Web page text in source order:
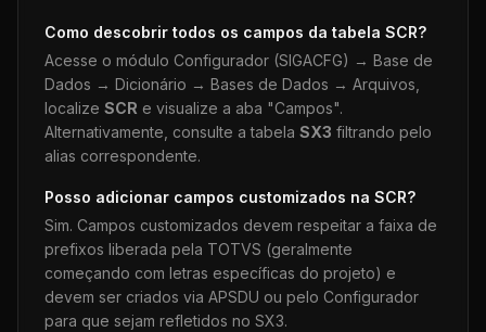
Como descobrir todos os campos da tabela SCR?
Acesse o módulo Configurador (SIGACFG) → Base de
Dados → Dicionário → Bases de Dados → Arquivos,
localize SCR e visualize a aba "Campos".
Alternativamente, consulte a tabela SX3 filtrando pelo
alias correspondente.
Posso adicionar campos customizados na SCR?
Sim. Campos customizados devem respeitar a faixa de
prefixos liberada pela TOTVS (geralmente
começando com letras específicas do projeto) e
devem ser criados via APSDU ou pelo Configurador
para que sejam refletidos no SX3.